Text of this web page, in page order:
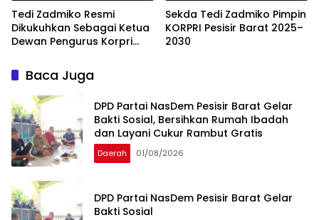
Tedi Zadmiko Resmi
Dikukuhkan Sebagai Ketua
Dewan Pengurus Korpri
2030
Sekda Tedi Zadmiko Pimpin
KORPRI Pesisir Barat 2025–
2030
Baca Juga
DPD Partai NasDem Pesisir Barat Gelar
Bakti Sosial, Bersihkan Rumah Ibadah
dan Layani Cukur Rambut Gratis
Daerah 01/08/2026
DPD Partai NasDem Pesisir Barat Gelar
Bakti Sosial